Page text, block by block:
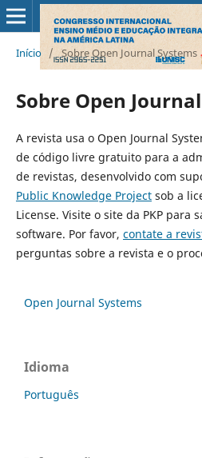
Início / Sobre Open Journal Systems
Sobre Open
A revista usa o Open Journal
de código livre gratuito para a
de revistas, desenvolvido com
Public Knowledge Projectsob a
License. Visite o site da PKP para
software. Por favor, contate a
perguntas sobre a revista e o
Open Journal Systems
Idioma
Português